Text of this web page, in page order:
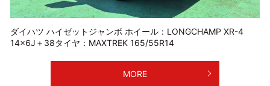
ダイハツ ハイゼットジャンボ ホイール：LONGCHAMP XR-4
14×6J＋38タイヤ：MAXTREK 165/55R14
MORE